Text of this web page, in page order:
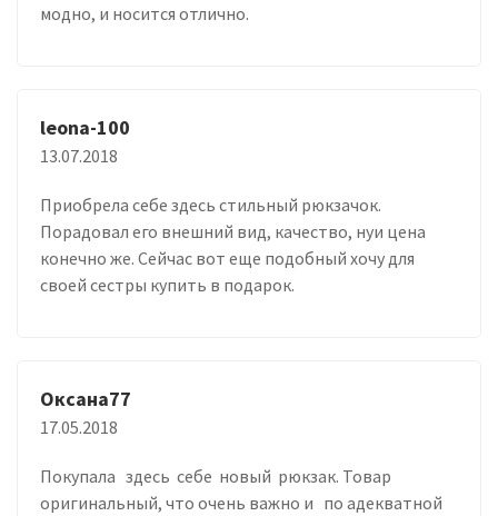
модно, и носится отлично.
leona-100
13.07.2018
Приобрела себе здесь стильный рюкзачок.
Порадовал его внешний вид, качество, нуи цена
конечно же. Сейчас вот еще подобный хочу для
своей сестры купить в подарок.
Оксана77
17.05.2018
Покупала здесь себе новый рюкзак. Товар
оригинальный, что очень важно и по адекватной